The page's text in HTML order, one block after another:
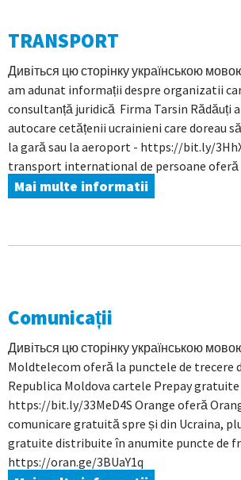
TRANSPORT
Дивіться цю сторінку українською
am adunat informații despre organizatii
consultanță juridică Firma Tarsin Rădăuți
autocare cetățenii ucrainieni care doreau
la gară sau la aeroport - https://bit.ly/
transport international de persoane oferă
Mai multe informatii
Comunicații
Дивіться цю сторінку українською
Moldtelecom oferă la punctele de trecere
Republica Moldova cartele Prepay gratuite
https://bit.ly/33MeD4S Orange oferă
comunicare gratuită spre și din Ucraina,
gratuite distribuite în anumite puncte de
https://oran.ge/3BUaY1q